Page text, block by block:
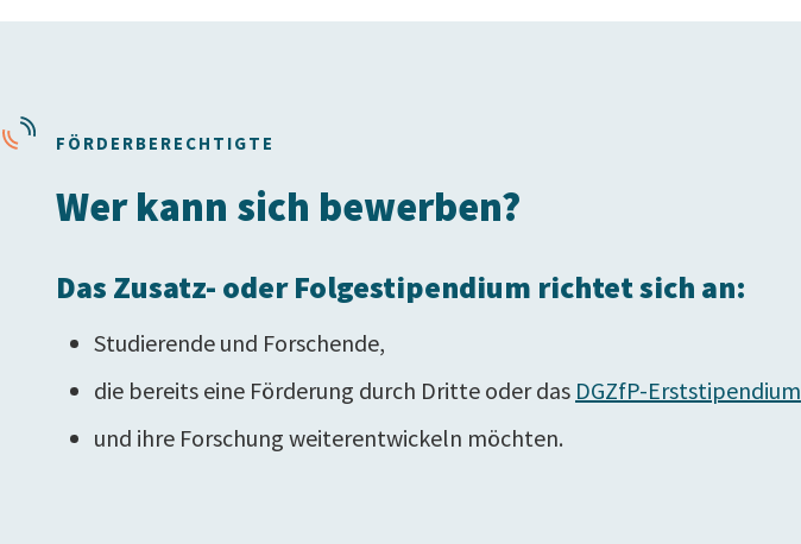
FÖRDERBERECHTIGTE
Wer kann sich bewerben?
Das Zusatz- oder Folgestipendium richtet sich an:
Studierende und Forschende,
die bereits eine Förderung durch Dritte oder das DGZfP-Erststipendium
und ihre Forschung weiterentwickeln möchten.